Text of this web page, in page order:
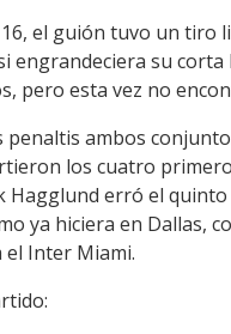
el guión tuvo un tiro
engrandeciera su
pero esta vez no
penaltis ambos
los cuatro
Hagglund erró el
ya hiciera en Dallas,
Inter Miami.